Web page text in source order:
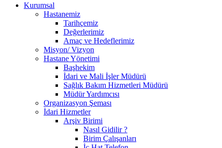
Kurumsal
Hastanemiz
Tarihçemiz
Değerlerimiz
Amaç ve Hedeflerimiz
Misyon/ Vizyon
Hastane Yönetimi
Başhekim
İdari ve Mali İşler Müdürü
Sağlık Bakım Hizmetleri Müdürü
Müdür Yardımcısı
Organizasyon Şeması
İdari Hizmetler
Arşiv Birimi
Nasıl Gidilir ?
Birim Çalışanları